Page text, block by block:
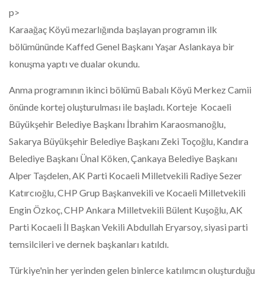
p>
Karaağaç Köyü mezarlığında başlayan programın ilk
bölümününde Kaffed Genel Başkanı Yaşar Aslankaya bir
konuşma yaptı ve dualar okundu.
Anma programının ikinci bölümü Babalı Köyü Merkez Camii
önünde kortej oluşturulması ile başladı. Korteje Kocaeli
Büyükşehir Belediye Başkanı İbrahim Karaosmanoğlu,
Sakarya Büyükşehir Belediye Başkanı Zeki Toçoğlu, Kandıra
Belediye Başkanı Ünal Köken, Çankaya Belediye Başkanı
Alper Taşdelen, AK Parti Kocaeli Milletvekili Radiye Sezer
Katırcıoğlu, CHP Grup Başkanvekili ve Kocaeli Milletvekili
Engin Özkoç, CHP Ankara Milletvekili Bülent Kuşoğlu, AK
Parti Kocaeli İl Başkan Vekili Abdullah Eryarsoy, siyasi parti
temsilcileri ve dernek başkanları katıldı.
Türkiye'nin her yerinden gelen binlerce katılımcın oluşturduğu